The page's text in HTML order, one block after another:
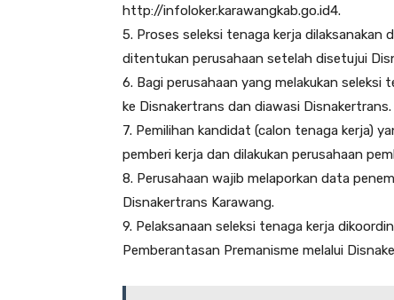
http://infoloker.karawangkab.go.id4.
5. Proses seleksi tenaga kerja
ditentukan perusahaan setelah disetujui
6. Bagi perusahaan yang melakukan
ke Disnakertrans dan diawasi Disnakertrans.
7. Pemilihan kandidat (calon tenaga kerja)
pemberi kerja dan dilakukan perusahaan
8. Perusahaan wajib melaporkan data
Disnakertrans Karawang.
9. Pelaksanaan seleksi tenaga kerja
Pemberantasan Premanisme melalui